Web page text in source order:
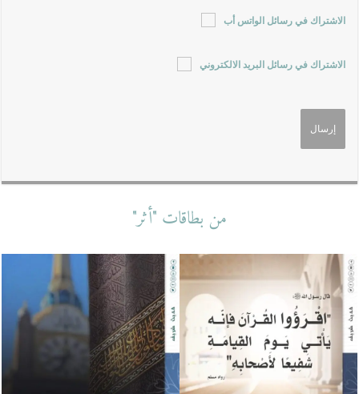
الاشتراك في رسائل الواتس أب
الاشتراك في رسائل البريد الالكتروني
من بطاقات "أثر"